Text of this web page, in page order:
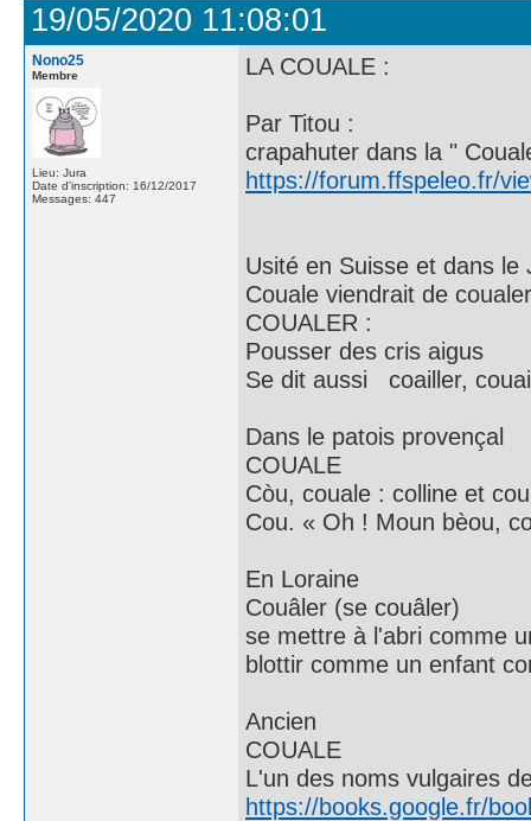
19/05/2020 11:08:01
Nono25
Membre
Lieu: Jura
Date d'inscription: 16/12/2017
Messages: 447
LA COUALE :
Par Titou :
crapahuter dans la "
https://forum.ffspeleo.fr/
Usité en Suisse et dans le
Couale viendrait de coualer
COUALER :
Pousser des cris aigus
Se dit aussi coailler,
Dans le patois provençal
COUALE
Còu, couale : colline et cou
Cou. « Oh ! Moun bèou,
En Loraine
Couâler (se couâler)
se mettre à l'abri comme
blottir comme un enfant
Ancien
COUALE
L'un des noms vulgaires
https://books.google.fr/